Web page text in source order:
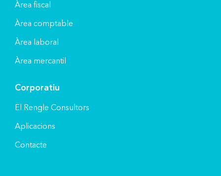
Àrea fiscal
Àrea comptable
Àrea laboral
Àrea mercantil
Corporatiu
El Rengle Consultors
Aplicacions
Contacte